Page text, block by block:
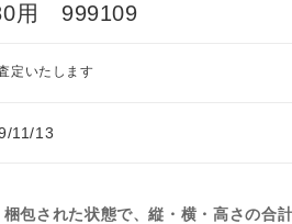
用 999109
定いたします
11/13
包された状態で、縦・横・高さの合